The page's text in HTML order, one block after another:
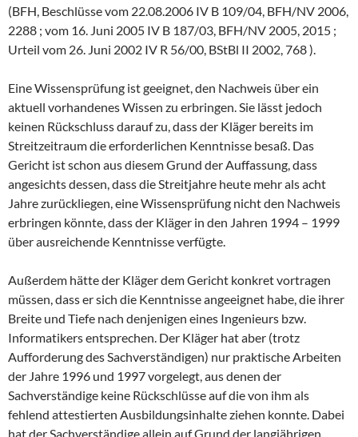
(BFH, Beschlüsse vom 22.08.2006 IV B 109/04, BFH/NV 2006,
2288 ; vom 16. Juni 2005 IV B 187/03, BFH/NV 2005, 2015 ;
Urteil vom 26. Juni 2002 IV R 56/00, BStBl II 2002, 768 ).
Eine Wissensprüfung ist geeignet, den Nachweis über ein
aktuell vorhandenes Wissen zu erbringen. Sie lässt jedoch
keinen Rückschluss darauf zu, dass der Kläger bereits im
Streitzeitraum die erforderlichen Kenntnisse besaß. Das
Gericht ist schon aus diesem Grund der Auffassung, dass
angesichts dessen, dass die Streitjahre heute mehr als acht
Jahre zurückliegen, eine Wissensprüfung nicht den Nachweis
erbringen könnte, dass der Kläger in den Jahren 1994 – 1999
über ausreichende Kenntnisse verfügte.
Außerdem hätte der Kläger dem Gericht konkret vortragen
müssen, dass er sich die Kenntnisse angeeignet habe, die ihrer
Breite und Tiefe nach denjenigen eines Ingenieurs bzw.
Informatikers entsprechen. Der Kläger hat aber (trotz
Aufforderung des Sachverständigen) nur praktische Arbeiten
der Jahre 1996 und 1997 vorgelegt, aus denen der
Sachverständige keine Rückschlüsse auf die von ihm als
fehlend attestierten Ausbildungsinhalte ziehen konnte. Dabei
hat der Sachverständige allein auf Grund der langjährigen